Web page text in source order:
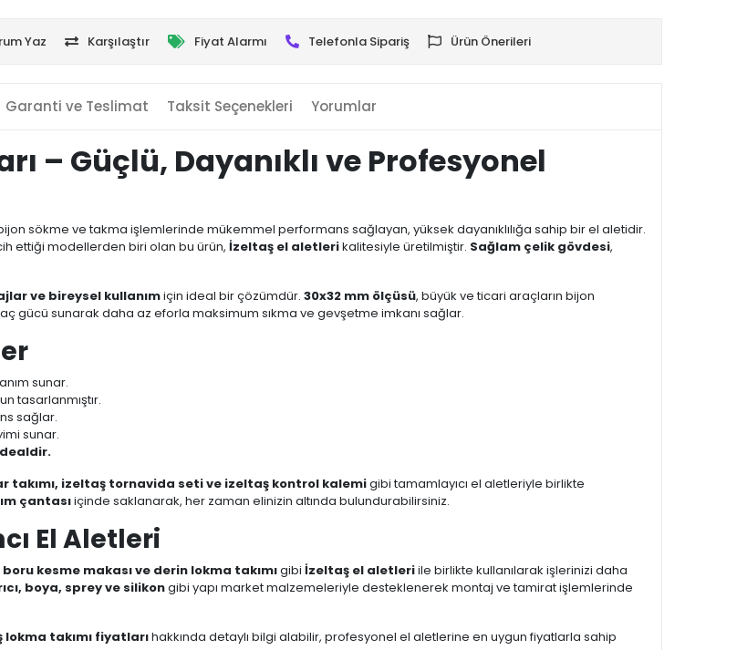
Yaz Karşılaştır Fiyat Alarmı Telefonla Sipariş Ürün Önerileri
Garanti ve Teslimat Taksit Seçenekleri Yorumlar
– Güçlü, Dayanıklı ve Profesyonel
bijon sökme ve takma işlemlerinde mükemmel performans sağlayan, yüksek dayanıklılığa sahip bir el aletidir.
ettiği modellerden biri olan bu ürün, İzeltaş el aletlerikalitesiyle üretilmiştir. Sağlam çelik gövdesi,
ve bireysel kullanımiçin ideal bir çözümdür. 30x32 mm ölçüsü, büyük ve ticari araçların bijon
gücü sunarak daha az eforla maksimum sıkma ve gevşetme imkanı sağlar.
sunar.
tasarlanmıştır.
sağlar.
sunar.
takımı, izeltaş tornavida seti ve izeltaş kontrol kalemigibi tamamlayıcı el aletleriyle birlikte
çantasıiçinde saklanarak, her zaman elinizin altında bulundurabilirsiniz.
El Aletleri
kesme makası ve derin lokma takımıgibi İzeltaş el aletleriile birlikte kullanılarak işlerinizi daha
boya, sprey ve silikongibi yapı market malzemeleriyle desteklenerek montaj ve tamirat işlemlerinde
lokma takımı fiyatlarıhakkında detaylı bilgi alabilir, profesyonel el aletlerine en uygun fiyatlarla sahip